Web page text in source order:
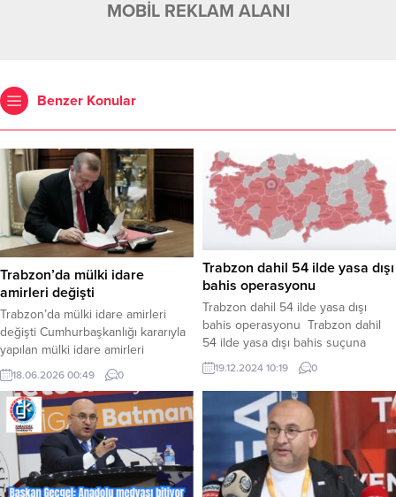
MOBİL REKLAM ALANI
Benzer Konular
Trabzon’da mülki idare
amirleri değişti
Trabzon’da mülki idare amirleri
değişti Cumhurbaşkanlığı kararıyla
yapılan mülki idare amirleri
atamaları Resmi Gazete’de
yayımlandı. Karar kapsamında
Trabzon’un mülki idare kadrosunda
dikkat çeken değişiklikler yaşandı
bazı ilçelerin kaymakamları
değişirken, kente yeni vali
yardımcıları da atandı
Cumhurbaşkanlığı kararıyla yapılan
18.06.2026 00:49 0
Trabzon dahil 54 ilde yasa dışı
bahis operasyonu
Trabzon dahil 54 ilde yasa dışı
bahis operasyonu Trabzon dahil
54 ilde yasa dışı bahis suçuna
yönelik düzenlenen Siberağ-12
operasyonlarında 319 şüpheli
yakalandı İçişleri Bakanı Ali
Yerlikaya sosyal medya hesabından
yaptığı paylaşımda Cumhuriyet
Başsavcılıkları ile Emniyet Genel
Müdürlüğü Siber Suçlarla Mücadele
Daire Başkanlığı
19.12.2024 10:19 0